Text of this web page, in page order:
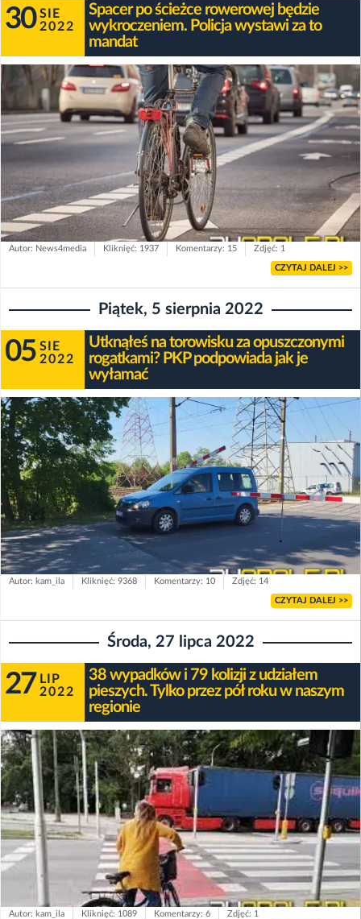
30 SIE
2022
Spacer po ścieżce rowerowej będzie
wykroczeniem. Policja wystawi za to
mandat
Autor: News4media Kliknięć: 1937 Komentarzy: 15 Zdjęć: 1
CZYTAJ DALEJ >>
Piątek, 5 sierpnia 2022
05 SIE
2022
Utknąłeś na torowisku za opuszczonymi
rogatkami? PKP podpowiada jak je
wyłamać
Autor: kam_ila Kliknięć: 9368 Komentarzy: 10 Zdjęć: 14
CZYTAJ DALEJ >>
Środa, 27 lipca 2022
27 LIP
2022
38 wypadków i 79 kolizji z udziałem
pieszych. Tylko przez pół roku w naszym
regionie
Autor: kam_ila Kliknięć: 1089 Komentarzy: 6 Zdjęć: 1